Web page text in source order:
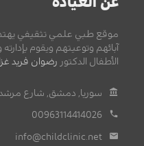
موقع طبي علمي تثقيفي
آبائهم وتوعيتهم ويقوم
الأطفال الدكتور رضوان فريد
سوريا, دمشق, شارع
00963114414026
info@childclinic.net